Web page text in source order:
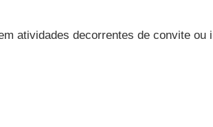
atividades decorrentes de convite ou